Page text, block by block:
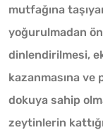
mutfağına
yoğurulmadan
dinlendirilmesi,
kazanmasına
dokuya sahip
zeytinlerin